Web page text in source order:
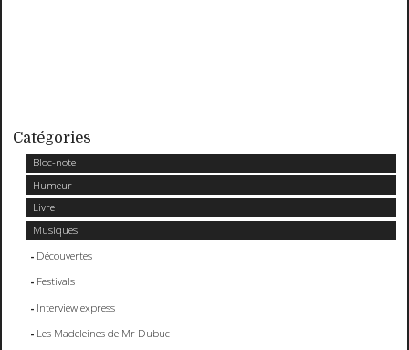
Catégories
Bloc-note
Humeur
Livre
Musiques
Découvertes
Festivals
Interview express
Les Madeleines de Mr Dubuc